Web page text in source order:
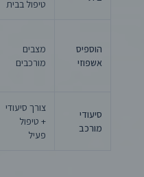
טיפול בבית
הוספיס
אשפוזי
מצבים
מורכבים
סיעודי
מורכב
צורך סיעודי
+ טיפול
פעיל